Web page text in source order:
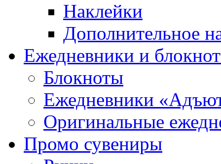
Наклейки
Дополнительное
Ежедневники и
Блокноты
Ежедневники
Оригинальные
Промо сувениры